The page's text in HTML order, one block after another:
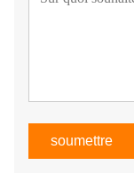
soumettre